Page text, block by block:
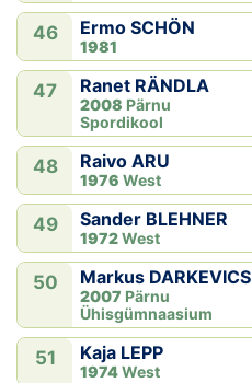
46 Ermo SCHÖN
1981
47 Ranet RÄNDLA
2008 Pärnu
Spordikool
48 Raivo ARU
1976 West
49 Sander BLEHNER
1972West
50 Markus DARKEVICS
2007 Pärnu
Ühisgümnaasium
51 Kaja LEPP
1974West